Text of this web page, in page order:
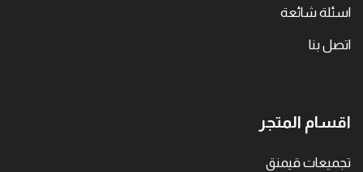
اسئلة شائعة
اتصل بنا
اقسام المتجر
تجميعات قيمنق